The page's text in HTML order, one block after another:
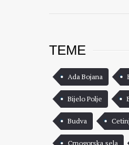
TEME
Ada Bojana
Bijelo Polje
Budva
Crnogorska sela